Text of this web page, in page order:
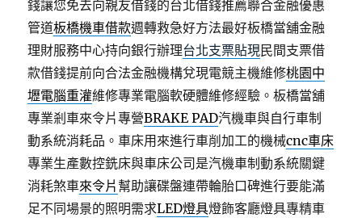
錢讓您免去向親友借錢的台北借錢推薦聯合金融優惠
管道板橋機車借款週轉救急好方法最好板橋當舖金融
理財服務中心持向銀行辦理台北支票貼現民間支票借
款借錢提前向合法金融機構兌現電競主機維修桃園中
壢電腦重灌維修專業電腦軟硬體維修經驗。板橋當舖
專業剎車來令片專營BRAKE PAD汽機車與自行車制
動系統消耗品。車床用來進行車削加工的機械cnc車床
專業生產數控銑床與車床公司是汽機車制動系統關鍵
消耗煞車來令片 幫助讓碟盤連帶輪胎口碑進行要能滿
足不同場景的照明需求LED燈具燈飾客廳燈具專精車